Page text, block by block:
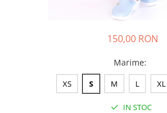
150,00 RON
Marime:
XS S M L XL
IN STOC